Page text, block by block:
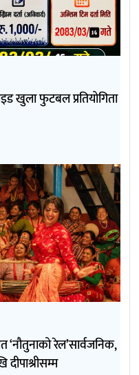
खुला फुटबल प्रतियोगिता
‘नौतुनाको रेल’सार्वजनिक,